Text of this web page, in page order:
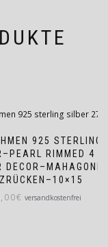
925 STERLING
RIMMED 4
DECOR–MAHAGONI
€ versandkostenfrei